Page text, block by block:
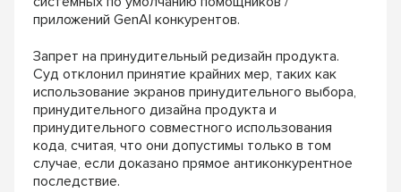
приложений GenAI конкурентов.
Запрет на принудительный редизайн продукта.
Суд отклонил принятие крайних мер, таких как
использование экранов принудительного выбора,
принудительного дизайна продукта и
принудительного совместного использования
кода, считая, что они допустимы только в том
случае, если доказано прямое антиконкурентное
последствие.